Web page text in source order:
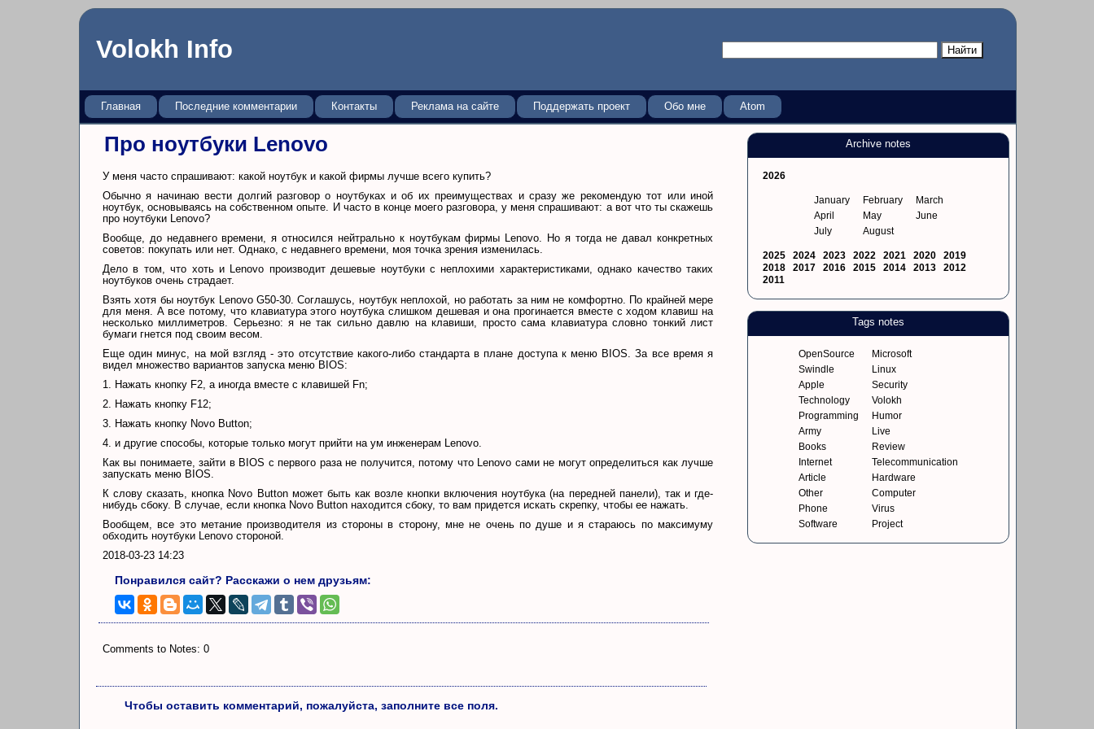
Volokh Info
Главная Последние комментарии Контакты Реклама на сайте Поддержать проект Обо мне Atom
Про ноутбуки Lenovo
У меня часто спрашивают: какой ноутбук и какой фирмы лучше всего купить?
Обычно я начинаю вести долгий разговор о ноутбуках и об их преимуществах и сразу же рекомендую тот или иной
ноутбук, основываясь на собственном опыте. И часто в конце моего разговора, у меня спрашивают: а вот что ты скажешь
про ноутбуки Lenovo?
Вообще, до недавнего времени, я относился нейтрально к ноутбукам фирмы Lenovo. Но я тогда не давал конкретных
советов: покупать или нет. Однако, с недавнего времени, моя точка зрения изменилась.
Дело в том, что хоть и Lenovo производит дешевые ноутбуки с неплохими характеристиками, однако качество таких
ноутбуков очень страдает.
Взять хотя бы ноутбук Lenovo G50-30. Соглашусь, ноутбук неплохой, но работать за ним не комфортно. По крайней мере
для меня. А все потому, что клавиатура этого ноутбука слишком дешевая и она прогинается вместе с ходом клавиш на
несколько миллиметров. Серьезно: я не так сильно давлю на клавиши, просто сама клавиатура словно тонкий лист
бумаги гнется под своим весом.
Еще один минус, на мой взгляд - это отсутствие какого-либо стандарта в плане доступа к меню BIOS. За все время я
видел множество вариантов запуска меню BIOS:
1. Нажать кнопку F2, а иногда вместе с клавишей Fn;
2. Нажать кнопку F12;
3. Нажать кнопку Novo Button;
4. и другие способы, которые только могут прийти на ум инженерам Lenovo.
Как вы понимаете, зайти в BIOS с первого раза не получится, потому что Lenovo сами не могут определиться как лучше
запускать меню BIOS.
К слову сказать, кнопка Novo Button может быть как возле кнопки включения ноутбука (на передней панели), так и где-
нибудь сбоку. В случае, если кнопка Novo Button находится сбоку, то вам придется искать скрепку, чтобы ее нажать.
Вообщем, все это метание производителя из стороны в сторону, мне не очень по душе и я стараюсь по максимуму
обходить ноутбуки Lenovo стороной.
2018-03-23 14:23
Понравился сайт? Расскажи о нем друзьям:
Comments to Notes: 0
Чтобы оставить комментарий, пожалуйста, заполните все поля.
Archive notes
2026
January February
March
April
May
June
July
August
2025 2024 2023 2022 2021 2020
2019
2018
2017 2016 2015 2014 2013
2012
2011
Tags notes
OpenSource
Microsoft
Swindle
Linux
Apple
Security
Technology
Volokh
Programming
Humor
Army
Live
Books
Review
Internet
Telecommunication
Article
Hardware
Other
Computer
Phone
Virus
Software
Project